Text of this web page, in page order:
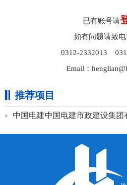
已有账号请
如有问题请致电
0312-2332013
Email：
推荐项目
中国电建中国电建市政建设集团